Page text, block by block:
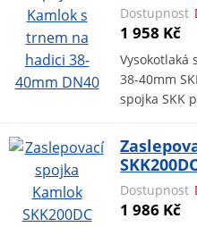
Dostupnost
1 958 Kč
Vysokotlaká
38-40mm
spojka SKK
Dostupnost
1 986 Kč